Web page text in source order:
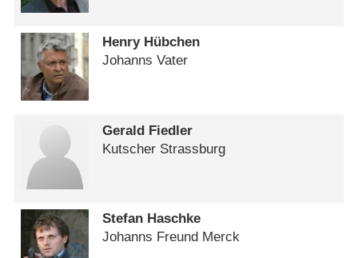
Henry Hübchen
Johanns Vater
Gerald Fiedler
Kutscher Strassburg
Stefan Haschke
Johanns Freund Merck